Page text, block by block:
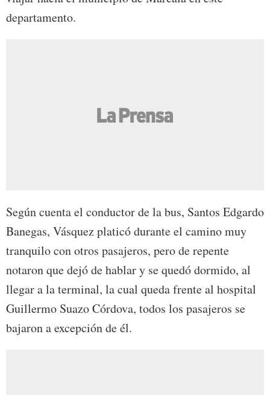
departamento.
Según cuenta el conductor de la bus, Santos Edgardo
Banegas, Vásquez platicó durante el camino muy
tranquilo con otros pasajeros, pero de repente
notaron que dejó de hablar y se quedó dormido, al
llegar a la terminal, la cual queda frente al hospital
Guillermo Suazo Córdova, todos los pasajeros se
bajaron a excepción de él.